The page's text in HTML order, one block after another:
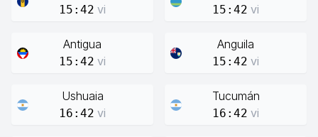
15:42 vi 15:42 vi
Antigua
15:42 vi
Anguila
15:42 vi
Ushuaia
16:42 vi
Tucumán
16:42 vi